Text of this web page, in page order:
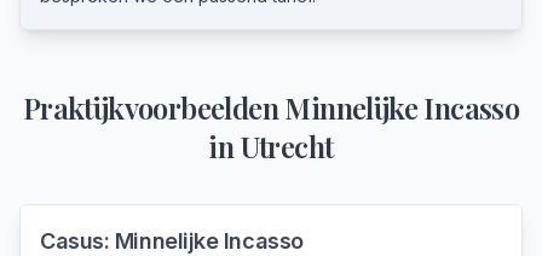
PraktijkvoorbeeldenMinnelijke Incasso
inUtrecht
Casus: Minnelijke Incasso